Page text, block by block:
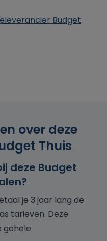
Budget
over deze
Thuis
deze Budget
je 3 jaar lang de
tarieven. Deze
gehele